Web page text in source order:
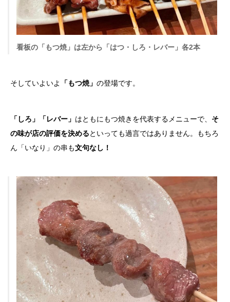
看板の「もつ焼」は左から「はつ・しろ・レバー」各2本
そしていよいよ 「もつ焼」 の登場です。
「しろ」「レバー」 はともにもつ焼きを代表するメニューで、 そ
の味が店の評価を決めるといっても過言ではありません。もちろ
ん「いなり」の串も文句なし！